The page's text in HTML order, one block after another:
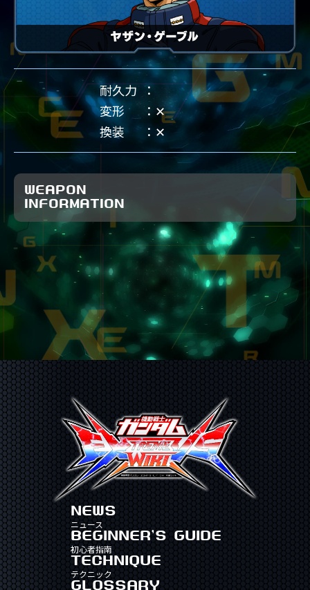
耐久力
変形
✕
換装
✕
WEAPON
INFORMATION
NEWS
ニュース
BEGINNER'S GUIDE
初心者指南
TECHNIQUE
テクニック
GLOSSARY